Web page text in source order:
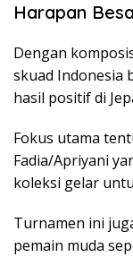
Harapan
Dengan
skuad Indonesia
hasil positif di
Fokus utama
Fadia/Apriyani
koleksi gelar
Turnamen ini
pemain muda